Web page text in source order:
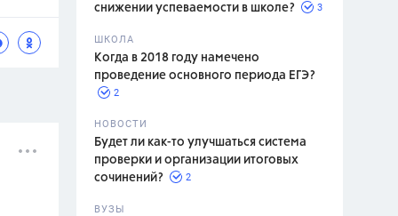
снижении успеваемости в школе?
3
ШКОЛА
Когда в 2018 году намечено
проведение основного периода ЕГЭ?
2
НОВОСТИ
Будет ли как-то улучшаться система
проверки и организации итоговых
сочинений?
2
ВУЗЫ